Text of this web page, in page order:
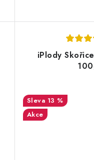
iPlody
13 %
Akce